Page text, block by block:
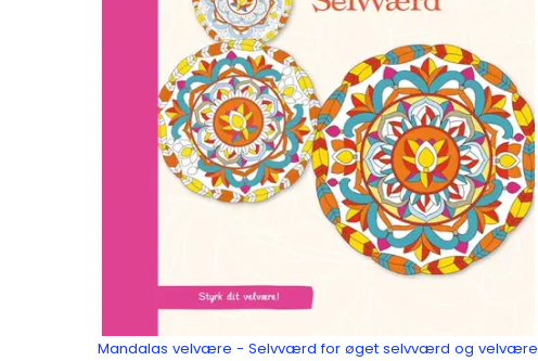
Mandalas velvære - Selvværd for øget selvværd og velvære